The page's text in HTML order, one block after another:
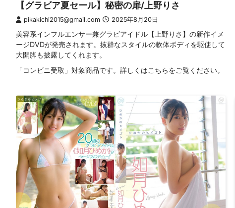
【グラビア夏セール】秘密の扉/上野りさ
pikakichi2015@gmail.com 2025年8月20日
美容系インフルエンサー兼グラビアイドル【上野りさ】の新作イメ
ージDVDが発売されます。抜群なスタイルの軟体ボディを駆使して
大開脚も披露してくれます。
「コンビニ受取」対象商品です。詳しくはこちらをご覧ください。